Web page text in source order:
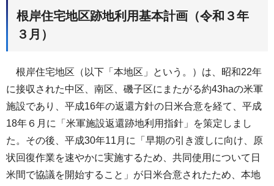
根岸住宅地区跡地利用基本計画（令和３年
３月）
根岸住宅地区（以下「本地区」という。）は、昭和22年
に接収された中区、南区、磯子区にまたがる約43haの米軍
施設であり、平成16年の返還方針の日米合意を経て、平成
18年６月に「米軍施設返還跡地利用指針」を策定しまし
た。その後、平成30年11月に「早期の引き渡しに向け、原
状回復作業を速やかに実施するため、共同使用について日
米間で協議を開始すること」が日米合意されたため、本地